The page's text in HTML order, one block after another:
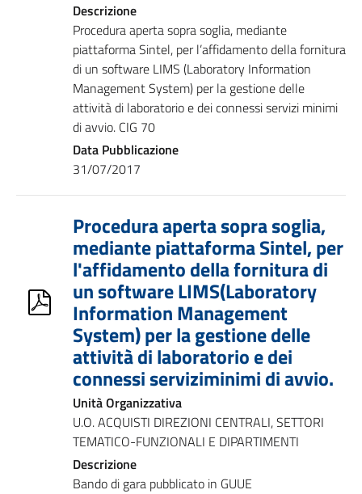
Descrizione
Procedura aperta sopra soglia, mediante
piattaforma Sintel, per l’affidamento della fornitura
di un software LIMS (Laboratory Information
Management System) per la gestione delle
attività di laboratorio e dei connessi servizi minimi
di avvio. CIG 70
Data Pubblicazione
31/07/2017
Procedura aperta sopra soglia,
mediante piattaforma Sintel, per
l'affidamento della fornitura di
un software LIMS(Laboratory
Information Management
System) per la gestione delle
attività di laboratorio e dei
connessi serviziminimi di avvio.
Unità Organizzativa
U.O. ACQUISTI DIREZIONI CENTRALI, SETTORI
TEMATICO-FUNZIONALI E DIPARTIMENTI
Descrizione
Bando di gara pubblicato in GUUE